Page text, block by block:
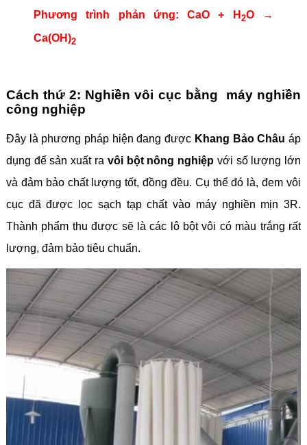
Phương trình phản ứng: CaO + H 2O →
Ca(OH)2
Cách thứ 2: Nghiền vôi cục bằng máy nghiền
công nghiệp
Đây là phương pháp hiện đang được Khang Bảo Châu áp
dụng để sản xuất ra vôi bột nông nghiệp với số lượng lớn
và đảm bảo chất lượng tốt, đồng đều. Cụ thể đó là, đem vôi
cục đã được lọc sạch tạp chất vào máy nghiền mịn 3R.
Thành phẩm thu được sẽ là các lô bột vôi có màu trắng rất
lượng, đảm bảo tiêu chuẩn.